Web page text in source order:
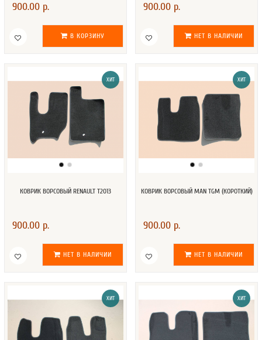
900.00 р.
В КОРЗИНУ
900.00 р.
НЕТ В НАЛИЧИИ
ХИТ
КОВРИК ВОРСОВЫЙ RENAULT T2013
900.00 р.
НЕТ В НАЛИЧИИ
ХИТ
КОВРИК ВОРСОВЫЙ MAN TGM (КОРОТКИЙ)
900.00 р.
НЕТ В НАЛИЧИИ
ХИТ ХИТ